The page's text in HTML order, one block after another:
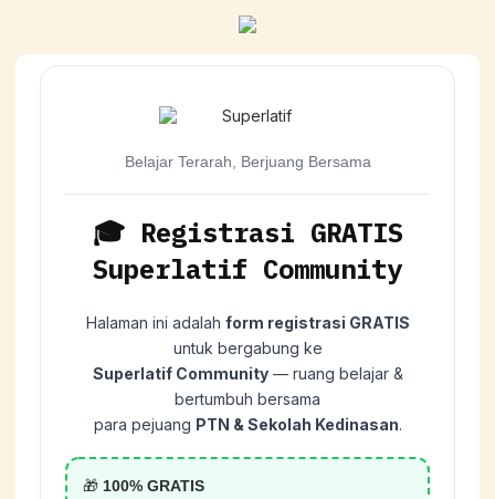
Belajar Terarah, Berjuang Bersama
🎓 Registrasi GRATIS
Superlatif Community
Halaman ini adalah form registrasi GRATIS
untuk bergabung ke
Superlatif Community— ruang belajar &
bertumbuh bersama
para pejuang PTN & Sekolah Kedinasan.
🎁 100% GRATIS